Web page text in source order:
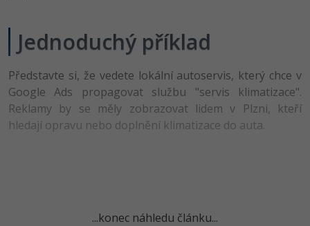
Spring
Django
Best practices
MySQL/MariaDB
MS-SQL
SQLite
Grafik / UX/UI návrhář
3D grafik
Projektový manažer
WordPress specialista
C -80%
Umělá inteligence (AI) -10%
-25%
Copywriting -30%
MS Office -80%
Windows
Jednoduchý příklad
Představte si, že vedete lokální autoservis, který chce v
Google Ads propagovat službu "servis klimatizace".
Reklamy by se měly zobrazovat lidem v Plzni, kteří
hledají opravu nebo doplnění klimatizace do auta.
...konec náhledu článku...